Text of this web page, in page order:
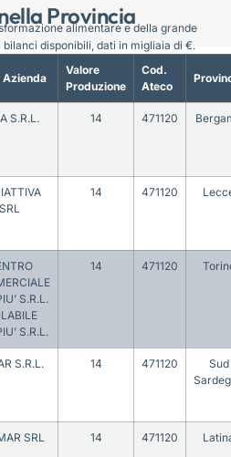
Provincia
Azienda
Valore
Produzione
Cod.
Ateco
S.R.L. 14 471120
SRL
14 471120
S.R.L.
S.R.L.
14 471120
S.R.L. 14 471120
Sud
SRL 14 471120
alimentare e della grande
disponibili, dati in migliaia di €.